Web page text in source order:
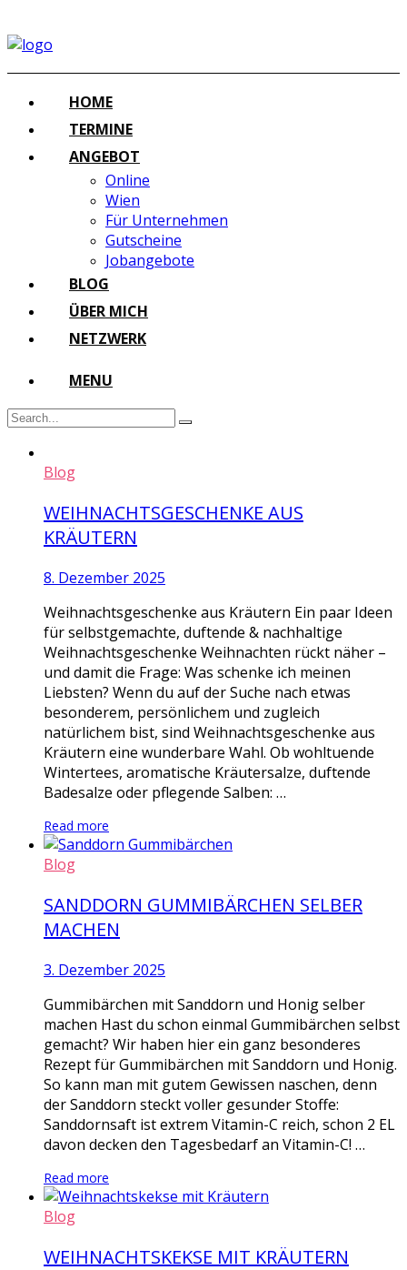
HOME
TERMINE
ANGEBOT
Online
Wien
Für Unternehmen
Gutscheine
Jobangebote
BLOG
ÜBER MICH
NETZWERK
MENU
Blog
WEIHNACHTSGESCHENKE AUS
KRÄUTERN
8. Dezember 2025
Weihnachtsgeschenke aus Kräutern Ein paar Ideen
für selbstgemachte, duftende & nachhaltige
Weihnachtsgeschenke Weihnachten rückt näher –
und damit die Frage: Was schenke ich meinen
Liebsten? Wenn du auf der Suche nach etwas
besonderem, persönlichem und zugleich
natürlichem bist, sind Weihnachtsgeschenke aus
Kräutern eine wunderbare Wahl. Ob wohltuende
Wintertees, aromatische Kräutersalze, duftende
Badesalze oder pflegende Salben: …
Read more
Blog
SANDDORN GUMMIBÄRCHEN SELBER
MACHEN
3. Dezember 2025
Gummibärchen mit Sanddorn und Honig selber
machen Hast du schon einmal Gummibärchen selbst
gemacht? Wir haben hier ein ganz besonderes
Rezept für Gummibärchen mit Sanddorn und Honig.
So kann man mit gutem Gewissen naschen, denn
der Sanddorn steckt voller gesunder Stoffe:
Sanddornsaft ist extrem Vitamin-C reich, schon 2 EL
davon decken den Tagesbedarf an Vitamin-C! …
Read more
Blog
WEIHNACHTSKEKSE MIT KRÄUTERN